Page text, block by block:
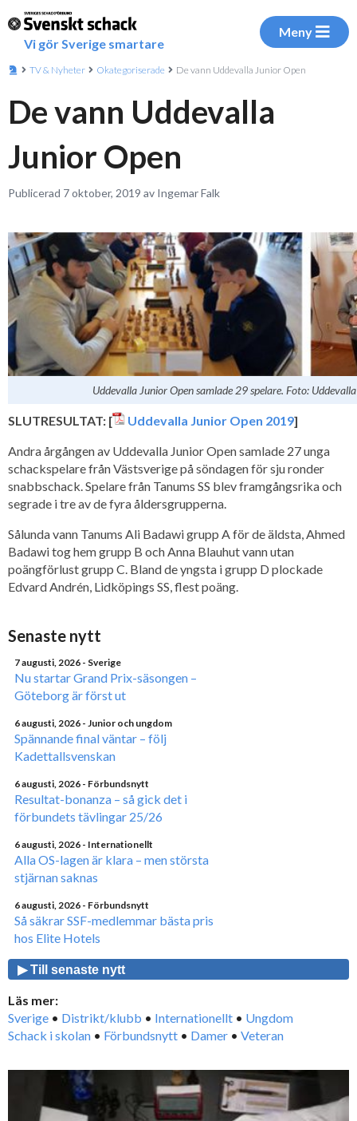
Vi gör Sverige smartare
Meny
TV & Nyheter Okategoriserade De vann Uddevalla Junior Open
De vann Uddevalla
Junior Open
Publicerad 7 oktober, 2019 av Ingemar Falk
Uddevalla Junior Open samlade 29 spelare. Foto:
SLUTRESULTAT: [ Uddevalla Junior Open 2019]
Andra årgången av Uddevalla Junior Open samlade 27 unga
schackspelare från Västsverige på söndagen för sju ronder
snabbschack. Spelare från Tanums SS blev framgångsrika och
segrade i tre av de fyra åldersgrupperna.
Sålunda vann Tanums Ali Badawi grupp A för de äldsta, Ahmed
Badawi tog hem grupp B och Anna Blauhut vann utan
poängförlust grupp C. Bland de yngsta i grupp D plockade
Edvard Andrén, Lidköpings SS, flest poäng.
Senaste nytt
7 augusti, 2026 - Sverige
Nu startar Grand Prix-säsongen –
Göteborg är först ut
6 augusti, 2026 - Junior och ungdom
Spännande final väntar – följ
Kadettallsvenskan
6 augusti, 2026 - Förbundsnytt
Resultat-bonanza – så gick det i
förbundets tävlingar 25/26
6 augusti, 2026 - Internationellt
Alla OS-lagen är klara – men största
stjärnan saknas
6 augusti, 2026 - Förbundsnytt
Så säkrar SSF-medlemmar bästa pris
hos Elite Hotels
▶ Till senaste nytt
Läs mer:
Sverige • Distrikt/klubb • Internationellt • Ungdom
Schack i skolan • Förbundsnytt • Damer • Veteran